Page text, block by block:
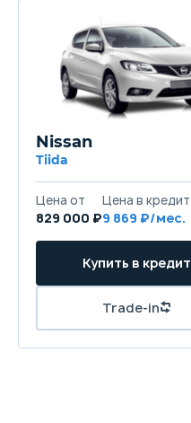
Nissan
Tiida
Цена от
829 000 ₽
Цена в кредит
9 869 ₽/мес.
Купить в кредит
Trade-in